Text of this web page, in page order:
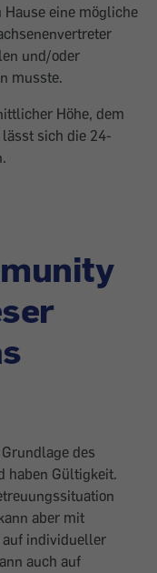
eine mögliche
und/oder
musste.
Höhe, dem
sich die 24-
des
haben Gültigkeit.
aber mit
individueller
auch auf